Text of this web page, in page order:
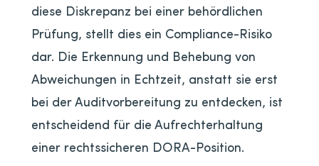
diese Diskrepanz bei einer behördlichen
Prüfung, stellt dies ein Compliance-Risiko
dar. Die Erkennung und Behebung von
Abweichungen in Echtzeit, anstatt sie erst
bei der Auditvorbereitung zu entdecken, ist
entscheidend für die Aufrechterhaltung
einer rechtssicheren DORA-Position.